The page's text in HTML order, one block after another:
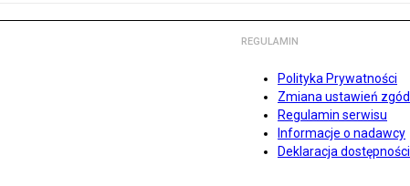
REGULAMIN
Polityka Prywatności
Zmiana ustawień zgód
Regulamin serwisu
Informacje o nadawcy
Deklaracja dostępności